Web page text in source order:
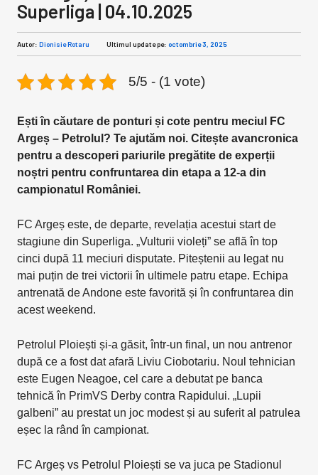
Superliga | 04.10.2025
Autor: Dionisie Rotaru Ultimul update pe: octombrie 3, 2025
5/5 - (1 vote)
Ești în căutare de ponturi și cote pentru meciul FC
Argeș – Petrolul? Te ajutăm noi. Citește avancronica
pentru a descoperi pariurile pregătite de experții
noștri pentru confruntarea din etapa a 12-a din
campionatul României.
FC Argeș este, de departe, revelația acestui start de
stagiune din Superliga. „Vulturii violeți” se află în top
cinci după 11 meciuri disputate. Piteștenii au legat nu
mai puțin de trei victorii în ultimele patru etape. Echipa
antrenată de Andone este favorită și în confruntarea din
acest weekend.
Petrolul Ploiești și-a găsit, într-un final, un nou antrenor
după ce a fost dat afară Liviu Ciobotariu. Noul tehnician
este Eugen Neagoe, cel care a debutat pe banca
tehnică în PrimVS Derby contra Rapidului. „Lupii
galbeni” au prestat un joc modest și au suferit al patrulea
eșec la rând în campionat.
FC Argeș vs Petrolul Ploiești se va juca pe Stadionul